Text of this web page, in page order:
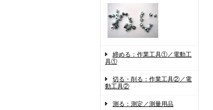
締める：作業工具①／電動工
具①
切る・削る：作業工具②／電
動工具②
測る：測定／測量用品